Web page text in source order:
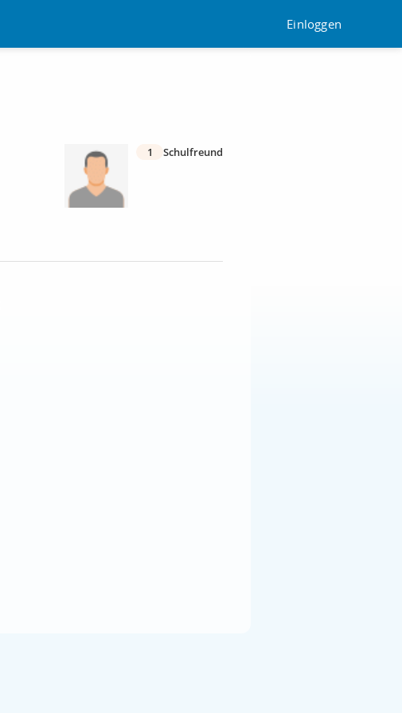
Einloggen
1 Schulfreund